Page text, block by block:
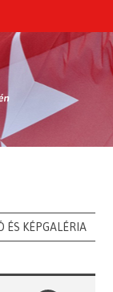
ÉS KÉPGALÉRIA